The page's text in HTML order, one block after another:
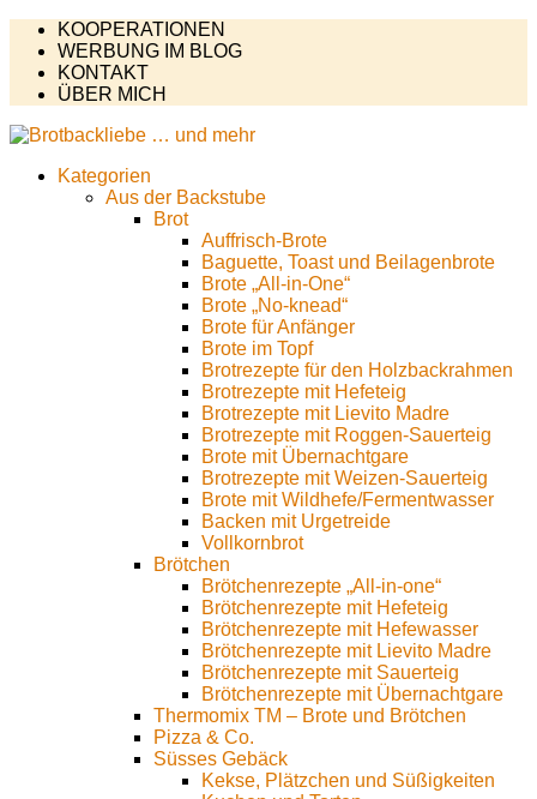
KOOPERATIONEN
WERBUNG IM BLOG
KONTAKT
ÜBER MICH
Kategorien
Aus der Backstube
Brot
Auffrisch-Brote
Baguette, Toast und Beilagenbrote
Brote „All-in-One“
Brote „No-knead“
Brote für Anfänger
Brote im Topf
Brotrezepte für den Holzbackrahmen
Brotrezepte mit Hefeteig
Brotrezepte mit Lievito Madre
Brotrezepte mit Roggen-Sauerteig
Brote mit Übernachtgare
Brotrezepte mit Weizen-Sauerteig
Brote mit Wildhefe/Fermentwasser
Backen mit Urgetreide
Vollkornbrot
Brötchen
Brötchenrezepte „All-in-one“
Brötchenrezepte mit Hefeteig
Brötchenrezepte mit Hefewasser
Brötchenrezepte mit Lievito Madre
Brötchenrezepte mit Sauerteig
Brötchenrezepte mit Übernachtgare
Thermomix TM – Brote und Brötchen
Pizza & Co.
Süsses Gebäck
Kekse, Plätzchen und Süßigkeiten